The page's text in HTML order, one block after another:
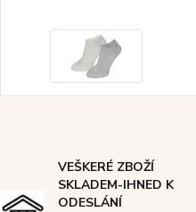
VEŠKERÉ ZBOŽÍ
SKLADEM-IHNED K
ODESLÁNÍ